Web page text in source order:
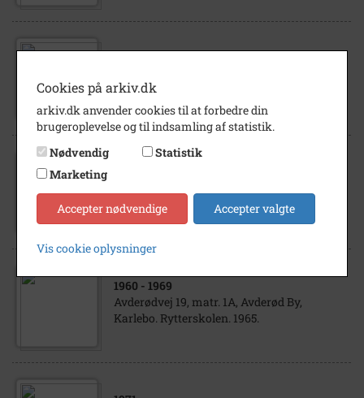
Karlebo, Rytterskolen. LAFA. 1980.
Karlebo, Rytterskolen, 1980.
1960 - 1969
Avderødvej 19, matr. 1A, Avderød By,
Karlebo. Rytterskolen. 1965.
Cookies på arkiv.dk
arkiv.dk anvender cookies til at forbedre din
brugeroplevelse og til indsamling af statistik.
Nødvendig
Statistik
Marketing
Accepter nødvendige Accepter valgte
Vis cookie oplysninger